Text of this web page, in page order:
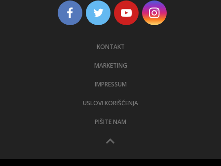
KONTAKT
MARKETING
IMPRESSUM
USLOVI KORIŠĆENJA
PIŠITE NAM